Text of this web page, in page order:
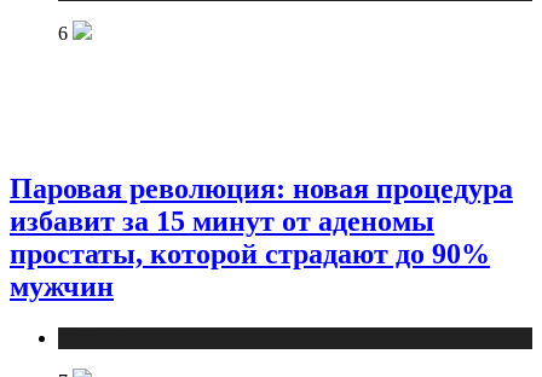
6
Паровая революция: новая процедура
избавит за 15 минут от аденомы
простаты, которой страдают до 90%
мужчин